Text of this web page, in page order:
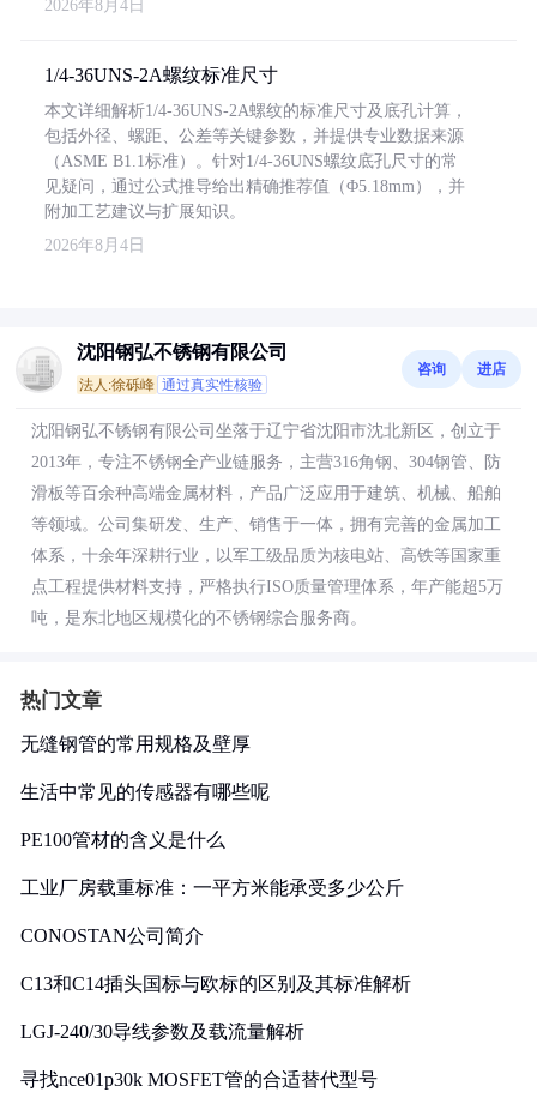
2026年8月4日
1/4-36UNS-2A螺纹标准尺寸
本文详细解析1/4-36UNS-2A螺纹的标准尺寸及底孔计算，
包括外径、螺距、公差等关键参数，并提供专业数据来源
（ASME B1.1标准）。针对1/4-36UNS螺纹底孔尺寸的常
见疑问，通过公式推导给出精确推荐值（Φ5.18mm），并
附加工艺建议与扩展知识。
2026年8月4日
沈阳钢弘不锈钢有限公司
法人:徐砾峰 通过真实性核验
咨询 进店
沈阳钢弘不锈钢有限公司坐落于辽宁省沈阳市沈北新区，创立于
2013年，专注不锈钢全产业链服务，主营316角钢、304钢管、防
滑板等百余种高端金属材料，产品广泛应用于建筑、机械、船舶
等领域。公司集研发、生产、销售于一体，拥有完善的金属加工
体系，十余年深耕行业，以军工级品质为核电站、高铁等国家重
点工程提供材料支持，严格执行ISO质量管理体系，年产能超5万
吨，是东北地区规模化的不锈钢综合服务商。
热门文章
无缝钢管的常用规格及壁厚
生活中常见的传感器有哪些呢
PE100管材的含义是什么
工业厂房载重标准：一平方米能承受多少公斤
CONOSTAN公司简介
C13和C14插头国标与欧标的区别及其标准解析
LGJ-240/30导线参数及载流量解析
寻找nce01p30k MOSFET管的合适替代型号